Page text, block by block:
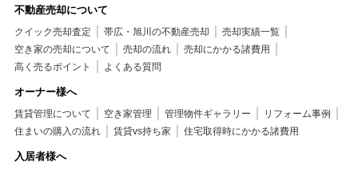
不動産売却について
クイック売却査定 帯広・旭川の不動産売却
売却実績一覧
空き家の売却について
売却の流れ
売却にかかる諸費用
高く売るポイント
よくある質問
オーナー様へ
賃貸管理について 空き家管理 管理物件ギャラリー
リフォーム事例
住まいの購入の流れ
賃貸vs持ち家 住宅取得時にかかる諸費用
入居者様へ